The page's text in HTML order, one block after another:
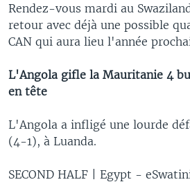
Rendez-vous mardi au
retour avec déjà une possible
CAN qui aura lieu l'année
L'Angola gifle la Mauritanie 4
en tête
L'Angola a infligé une lourde
(4-1), à Luanda.
SECOND HALF | Egypt -